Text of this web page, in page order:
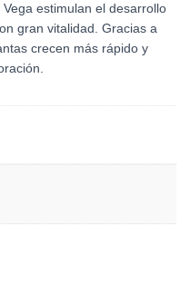
estimulan el desarrollo
gran vitalidad. Gracias a
crecen más rápido y